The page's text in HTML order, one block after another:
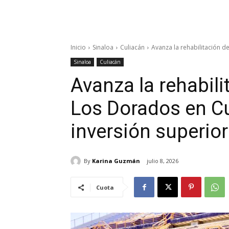
Inicio Sinaloa Culiacán Avanza la rehabilitación
Sinaloa Culiacán
Avanza la
Los Dorados en
inversión
By Karina Guzmán julio 8, 2026
Cuota